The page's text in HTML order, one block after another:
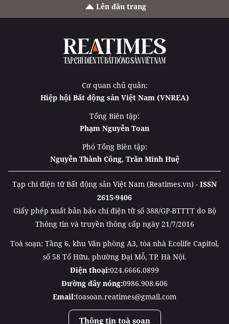
Lên đầu trang
Cơ quan chủ quản:
Hiệp hội Bất động sản Việt Nam (VNREA)
Tổng Biên tập:
Phạm Nguyễn Toan
Phó Tổng Biên tập:
Nguyễn Thành Công, Trần Minh Huệ
Tạp chí điện tử Bất động sản Việt Nam (Reatimes.vn) - ISSN
2615-9406
Giấy phép xuất bản báo chí điện tử số 388/GP-BTTTT do Bộ
Thông tin và truyền thông cấp ngày 21/7/2016
Toà soạn: Tầng 6, khu Văn phòng A3, tòa nhà Ecolife Capitol,
số 58 Tố Hữu, phường Đại Mỗ, TP. Hà Nội.
Điện thoại:024.6666.0899
Đường dây nóng:0986.908.606
Email:toasoan.reatimes@gmail.com
Thông tin toà soạn